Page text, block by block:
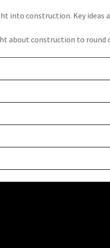
into construction. Key ideas
about construction to round